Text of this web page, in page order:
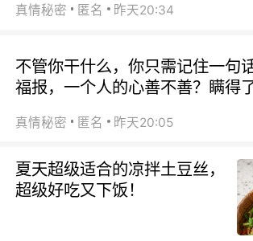
真情秘密 匿名 昨天20:34
不管你干什么，你只需记住一句
福报，一个人的心善不善？瞒得
真情秘密 匿名 昨天20:05
夏天超级适合的凉拌土豆丝，
超级好吃又下饭！